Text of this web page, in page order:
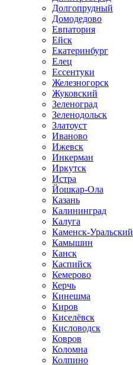
Долгопрудный
Домодедово
Евпатория
Ейск
Екатеринбург
Елец
Ессентуки
Железногорск
Жуковский
Зеленоград
Зеленодольск
Златоуст
Иваново
Ижевск
Инкерман
Иркутск
Истра
Йошкар-Ола
Казань
Калининград
Калуга
Каменск-Уральский
Камышин
Канск
Каспийск
Кемерово
Керчь
Кинешма
Киров
Киселёвск
Кисловодск
Ковров
Коломна
Колпино